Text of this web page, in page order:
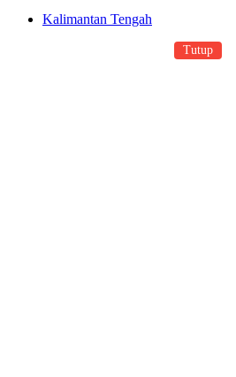
Kalimantan Tengah
Tutup